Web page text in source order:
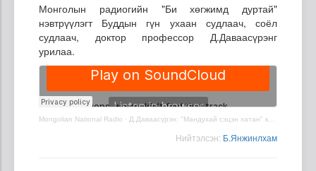
Монголын радиогийн "Би хөгжимд дуртай"
нэвтрүүлэгт Буддын гүн ухаан судлаач, соёл
судлаач, доктор профессор Д.Даваасүрэнг
урилаа.
Mongolian National Radio · Д.Даваасүрэн: "Мандухай сэцэн хатан" киноны хөгжмийг сонсоход монгол ээж л сэтгэлд зураглагддаг
Нийтэлсэн: Б.Янжинлхам